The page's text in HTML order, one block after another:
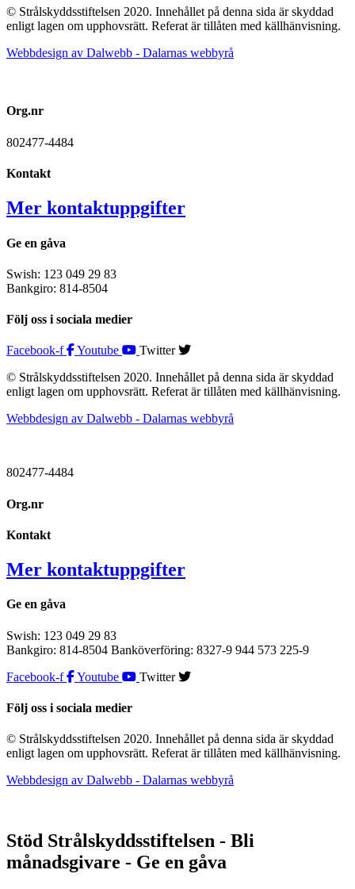
© Strålskyddsstiftelsen 2020. Innehållet på denna sida är skyddad
enligt lagen om upphovsrätt. Referat är tillåten med källhänvisning.
Webbdesign av Dalwebb - Dalarnas webbyrå
Org.nr
802477-4484
Kontakt
Mer kontaktuppgifter
Ge en gåva
Swish: 123 049 29 83
Bankgiro: 814-8504
Följ oss i sociala medier
Facebook-f Youtube
Twitter
© Strålskyddsstiftelsen 2020. Innehållet på denna sida är skyddad
enligt lagen om upphovsrätt. Referat är tillåten med källhänvisning.
Webbdesign av Dalwebb - Dalarnas webbyrå
802477-4484
Org.nr
Kontakt
Mer kontaktuppgifter
Ge en gåva
Swish: 123 049 29 83
Bankgiro: 814-8504 Banköverföring: 8327-9 944 573 225-9
Facebook-f
Youtube Twitter
Följ oss i sociala medier
© Strålskyddsstiftelsen 2020. Innehållet på denna sida är skyddad
enligt lagen om upphovsrätt. Referat är tillåten med källhänvisning.
Webbdesign av Dalwebb - Dalarnas webbyrå
Stöd Strålskyddsstiftelsen - Bli
månadsgivare - Ge en gåva